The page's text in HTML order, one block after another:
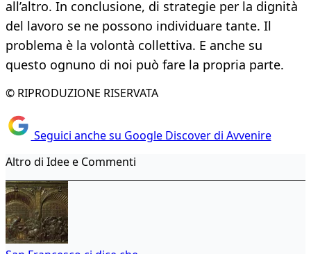
all’altro. In conclusione, di strategie per la dignità
del lavoro se ne possono individuare tante. Il
problema è la volontà collettiva. E anche su
questo ognuno di noi può fare la propria parte.
© RIPRODUZIONE RISERVATA
Seguici anche su Google Discover di Avvenire
Altro di Idee e Commenti